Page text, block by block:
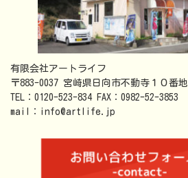
有限会社アートライフ
〒883-0037 宮崎県日向市不動寺１０番地
TEL：0120-523-834 FAX：0982-52-3853
mail：info@artlife.jp